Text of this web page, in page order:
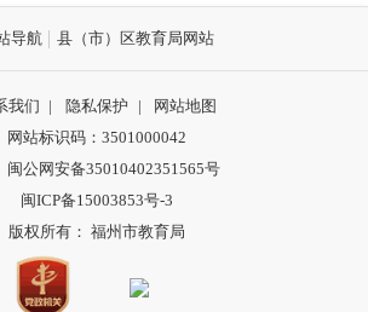
导航 县（市）区教育局网站
我们 | 隐私保护 |
网站地图
网站标识码：3501000042
闽公网安备35010402351565号
闽ICP备15003853号-3
版权所有： 福州市教育局